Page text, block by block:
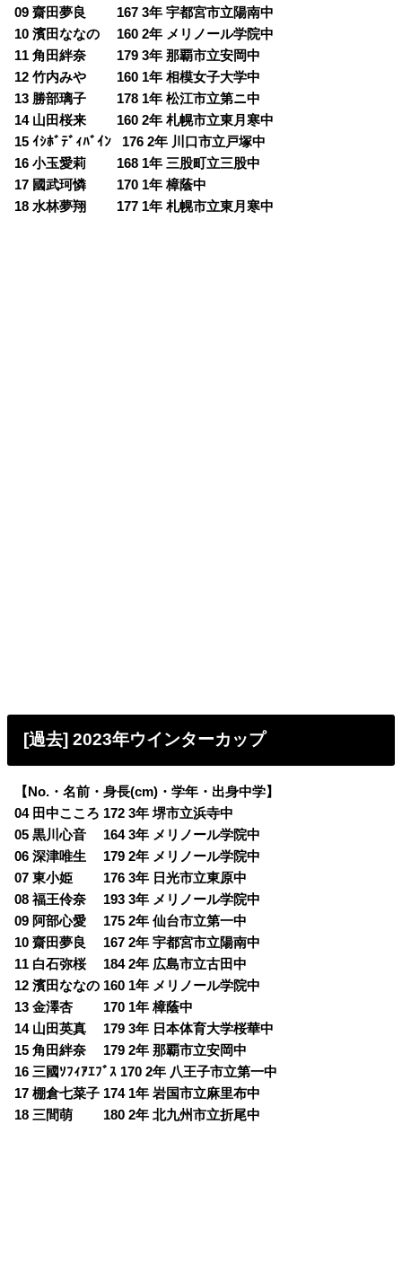
09 齋田夢良 167 3年 宇都宮市立陽南中
10 濱田ななの 160 2年 メリノール学院中
11 角田絆奈 179 3年 那覇市立安岡中
12 竹内みや 160 1年 相模女子大学中
13 勝部璃子 178 1年 松江市立第ニ中
14 山田桜来 160 2年 札幌市立東月寒中
15 ｲｼﾎﾞﾃﾞｨﾊﾞｲﾝ 176 2年 川口市立戸塚中
16 小玉愛莉 168 1年 三股町立三股中
17 國武珂憐 170 1年 樟蔭中
18 水林夢翔 177 1年 札幌市立東月寒中
[過去] 2023年ウインターカップ
【No.・名前・身長(cm)・学年・出身中学】
04 田中こころ 172 3年 堺市立浜寺中
05 黒川心音 164 3年 メリノール学院中
06 深津唯生 179 2年 メリノール学院中
07 東小姫 176 3年 日光市立東原中
08 福王伶奈 193 3年 メリノール学院中
09 阿部心愛 175 2年 仙台市立第一中
10 齋田夢良 167 2年 宇都宮市立陽南中
11 白石弥桜 184 2年 広島市立古田中
12 濱田ななの 160 1年 メリノール学院中
13 金澤杏 170 1年 樟蔭中
14 山田英真 179 3年 日本体育大学桜華中
15 角田絆奈 179 2年 那覇市立安岡中
16 三國ｿﾌｨｱｴﾌﾞｽ 170 2年 八王子市立第一中
17 棚倉七菜子 174 1年 岩国市立麻里布中
18 三間萌 180 2年 北九州市立折尾中